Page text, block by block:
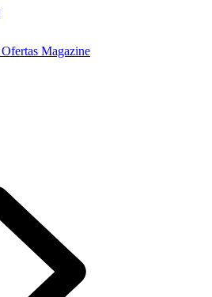
Ofertas Magazine